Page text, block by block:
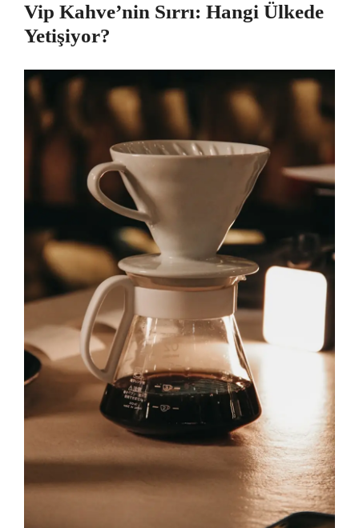
Vip Kahve’nin Sırrı: Hangi Ülkede
Yetişiyor?